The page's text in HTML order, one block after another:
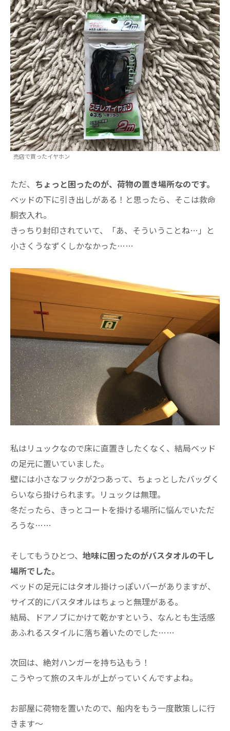
売店で買ったイヤホン
ただ、 ちょっと困ったのが、荷物の置き場所なのです。
ベッドの下に引き出しがある！と思ったら、そこは救命
胴衣入れ。
きっちり封印されていて、「あ、そういうことね…」と
小さくうなずくしかなかった……
私はリュックなので床に直置きしたくなく、結局ベッド
の足元に置いていました。
壁には小さなフックが2つあって、ちょっとしたバッグく
らいなら掛けられます。リュックは無理。
冬だったら、きっとコートを掛ける場所に悩んでいただ
ろうな……
そしてもうひとつ、 地味に困ったのがバスタオルの干し
場所でした。
ベッドの足元にはタオル掛けっぽいバーがありますが、
サイズ的にバスタオルはちょっと無理がある。
結局、ドアノブにかけて乾かすという、なんとも生活感
あふれるスタイルに落ち着いたのでした……
次回は、絶対ハンガーを持ち込もう！
こうやって旅のスキルが上がっていくんですよね。
お部屋に荷物を置いたので、船内をもう一度散策しに行
きます～